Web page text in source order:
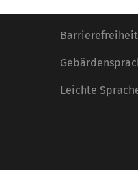
Barrierefreiheit
Leichte